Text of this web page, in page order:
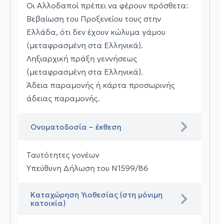
Οι Αλλοδαποί πρέπει να φέρουν πρόσθετα:
Βεβαίωση του Προξενείου τους στην
Ελλάδα, ότι δεν έχουν κώλυμα γάμου
(μεταφρασμένη στα Ελληνικά).
Ληξιαρχική πράξη γεννήσεως
(μεταφρασμένη στα Ελληνικά).
Άδεια παραμονής ή κάρτα προσωρινής
άδειας παραμονής.
Ονοματοδοσία – έκθεση
Ταυτότητες γονέων
Υπεύθυνη Δήλωση του Ν1599/86
Καταχώρηση Υιοθεσίας (στη μόνιμη
κατοικία)